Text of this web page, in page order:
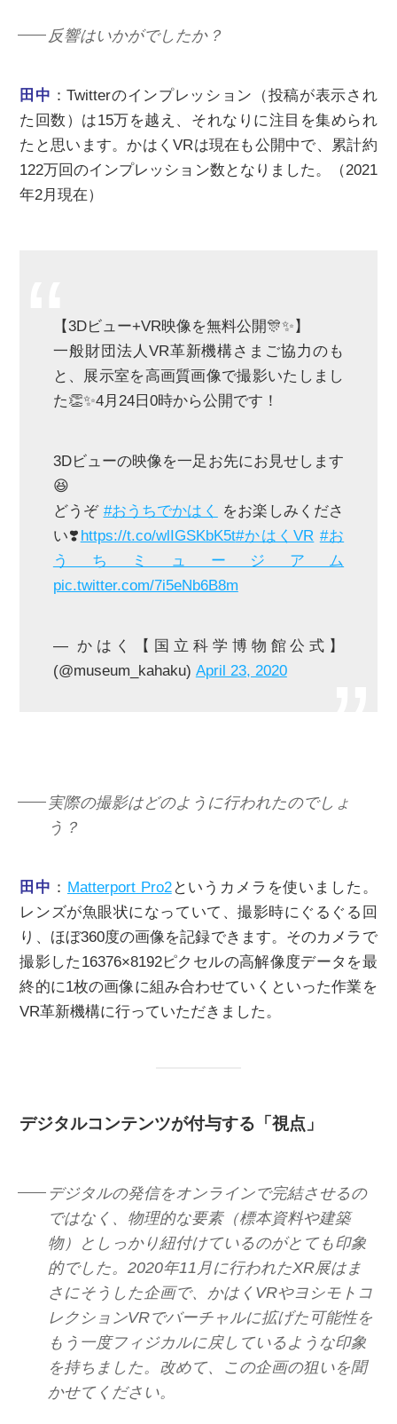
反響はいかがでしたか？
田中 ：Twitterのインプレッション（投稿が表示され
た回数）は15万を越え、それなりに注目を集められ
たと思います。かはくVRは現在も公開中で、累計約
122万回のインプレッション数となりました。（2021
年2月現在）
【3Dビュー+VR映像を無料公開🎊✨】
一般財団法人VR革新機構さまご協力のも
と、展示室を高画質画像で撮影いたしまし
た👏✨4月24日0時から公開です！
3Dビューの映像を一足お先にお見せします
😆
どうぞ #おうちでかはく
をお楽しみくださ
い❣️ https://t.co/wlIGSKbK5t#かはくVR #お
うちミュージアム
pic.twitter.com/7i5eNb6B8m
— かはく【国立科学博物館公式】
(@museum_kahaku) April 23, 2020
実際の撮影はどのように行われたのでしょ
う？
田中 ： Matterport Pro2というカメラを使いました。
レンズが魚眼状になっていて、撮影時にぐるぐる回
り、ほぼ360度の画像を記録できます。そのカメラで
撮影した16376×8192ピクセルの高解像度データを最
終的に1枚の画像に組み合わせていくといった作業を
VR革新機構に行っていただきました。
デジタルコンテンツが付与する「視点」
デジタルの発信をオンラインで完結させるの
ではなく、物理的な要素（標本資料や建築
物）としっかり紐付けているのがとても印象
的でした。2020年11月に行われたXR展はま
さにそうした企画で、かはくVRやヨシモトコ
レクションVRでバーチャルに拡げた可能性を
もう一度フィジカルに戻しているような印象
を持ちました。改めて、この企画の狙いを聞
かせてください。